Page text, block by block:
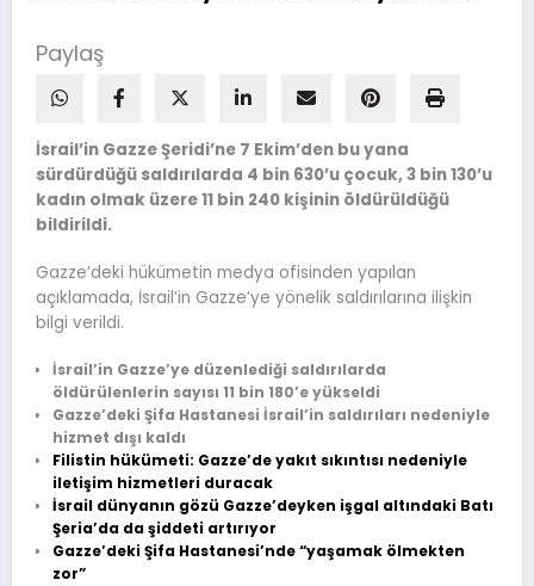
Paylaş
İsrail’in Gazze Şeridi’ne 7 Ekim’den bu yana
sürdürdüğü saldırılarda 4 bin 630’u çocuk, 3 bin 130’u
kadın olmak üzere 11 bin 240 kişinin öldürüldüğü
bildirildi.
Gazze’deki hükümetin medya ofisinden yapılan
açıklamada, İsrail’in Gazze’ye yönelik saldırılarına ilişkin
bilgi verildi.
İsrail’in Gazze’ye düzenlediği saldırılarda
öldürülenlerin sayısı 11 bin 180’e yükseldi
Gazze’deki Şifa Hastanesi İsrail’in saldırıları nedeniyle
hizmet dışı kaldı
Filistin hükümeti: Gazze’de yakıt sıkıntısı nedeniyle
iletişim hizmetleri duracak
İsrail dünyanın gözü Gazze’deyken işgal altındaki Batı
Şeria’da da şiddeti artırıyor
Gazze’deki Şifa Hastanesi’nde “yaşamak ölmekten
zor”